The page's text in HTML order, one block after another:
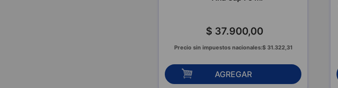
$ 37.900,00
Precio sin impuestos nacionales:$ 31.322,31
AGREGAR